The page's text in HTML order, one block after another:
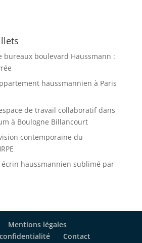
bureaux boulevard Haussmann :
haussmannien à Paris
de travail collaboratif dans
à Boulogne Billancourt
contemporaine du
écrin haussmannien sublimé par
Mentions légales
Contact